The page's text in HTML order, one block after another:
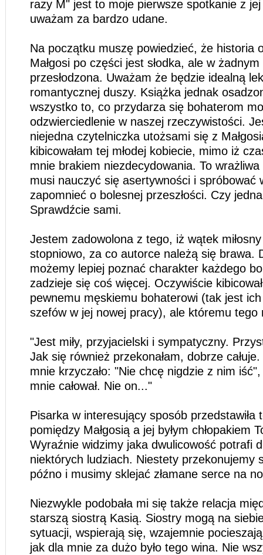
razy M" jest to moje pierwsze spotkanie z
uważam za bardzo udane.
Na początku muszę powiedzieć, że historia
Małgosi po części jest słodka, ale w
przesłodzona. Uważam że będzie idealną
romantycznej duszy. Książka jednak
wszystko to, co przydarza się bohaterom
odzwierciedlenie w naszej rzeczywistości.
niejedna czytelniczka utożsami się z
kibicowałam tej młodej kobiecie, mimo iż
mnie brakiem niezdecydowania. To
musi nauczyć się asertywności i spróbować
zapomnieć o bolesnej przeszłości. Czy
Sprawdźcie sami.
Jestem zadowolona z tego, iż wątek miłosny
stopniowo, za co autorce należą się brawa.
możemy lepiej poznać charakter każdego
zadzieje się coś więcej. Oczywiście
pewnemu męskiemu bohaterowi (tak jest
szefów w jej nowej pracy), ale któremu tego
"Jest miły, przyjacielski i sympatyczny.
Jak się również przekonałam, dobrze
mnie krzyczało: "Nie chcę nigdzie z nim
mnie całował. Nie on..."
Pisarka w interesujący sposób przedstawiła
pomiędzy Małgosią a jej byłym chłopakiem
Wyraźnie widzimy jaka dwulicowość potrafi
niektórych ludziach. Niestety przekonujemy
późno i musimy sklejać złamane serce na
Niezwykle podobała mi się także relacja
starszą siostrą Kasią. Siostry mogą na
sytuacji, wspierają się, wzajemnie
jak dla mnie za dużo było tego wina. Nie